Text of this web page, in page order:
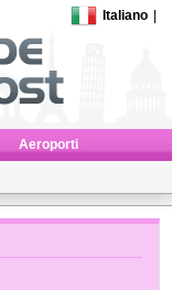
Italiano
Aeroporti